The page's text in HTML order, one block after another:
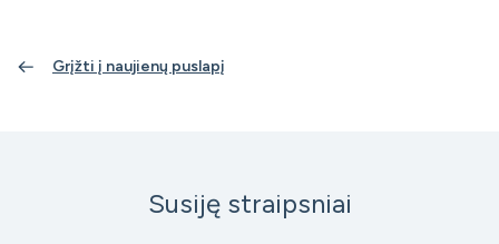
Grįžti į naujienų puslapį
Susiję straipsniai